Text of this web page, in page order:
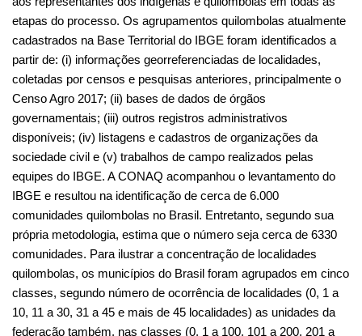
equipes do IBGE. A CONAQ acompanhou o levantamento do
IBGE e resultou na identificação de cerca de 6.000
comunidades quilombolas no Brasil. Entretanto, segundo sua
própria metodologia, estima que o número seja cerca de 6330
comunidades. Para ilustrar a concentração de localidades
quilombolas, os municípios do Brasil foram agrupados em cinco
classes, segundo número de ocorrência de localidades (0, 1 a
10, 11 a 30, 31 a 45 e mais de 45 localidades) as unidades da
federação também, nas classes (0, 1 a 100, 101 a 200, 201 a
800, mais de 800 localidades).
Foto da testeira: Casa de pau a pique no Quilombo de
Ivaporunduva, Vale do Ribeira (SP). Crédito: Louro Cunha/ISA.
Contato: quilombosemcovid@socioambiental.org